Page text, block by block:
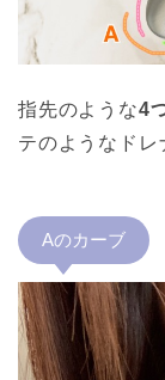
指先のような4
テのようなドレ
Aのカーブ